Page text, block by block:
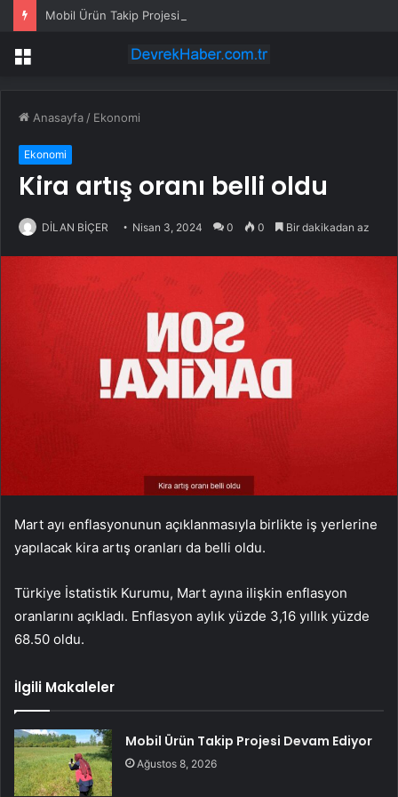
Mobil Ürün Takip Projesi Devam Ediyor
Menü
Anasayfa / Ekonomi
Ekonomi
Kira artış oranı belli oldu
DİLAN BİÇER Nisan 3, 2024 0 0 Bir dakikadan az
Mart ayı enflasyonunun açıklanmasıyla birlikte iş yerlerine
yapılacak kira artış oranları da belli oldu.
Türkiye İstatistik Kurumu, Mart ayına ilişkin enflasyon
oranlarını açıkladı. Enflasyon aylık yüzde 3,16 yıllık yüzde
68.50 oldu.
İlgili Makaleler
Mobil Ürün Takip Projesi Devam Ediyor
Ağustos 8, 2026